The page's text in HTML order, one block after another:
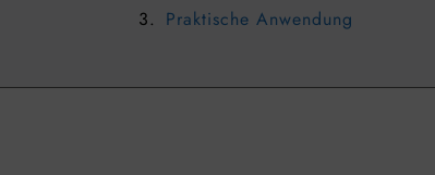
Praktische Anwendung